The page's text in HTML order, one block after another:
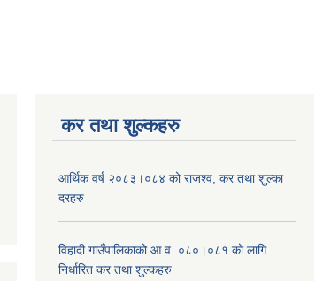
कर तथा शुल्कहरु
आर्थिक वर्ष २०८३।०८४ को राजश्व, कर तथा शुल्का
दरहरु
विहादी गाउँपालिकाको आ.व. ०८०।०८१ को लागि
निर्धारित कर तथा शुल्कहरु